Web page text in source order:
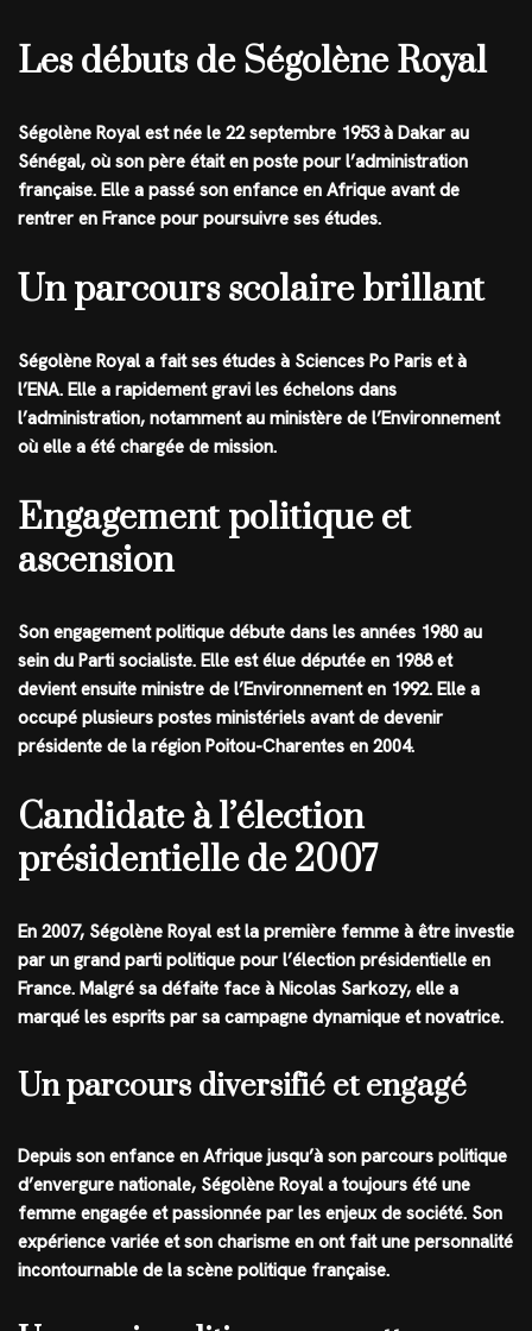
Les débuts de Ségolène Royal
Ségolène Royal est née le 22 septembre 1953 à Dakar au
Sénégal, où son père était en poste pour l’administration
française. Elle a passé son enfance en Afrique avant de
rentrer en France pour poursuivre ses études.
Un parcours scolaire brillant
Ségolène Royal a fait ses études à Sciences Po Paris et à
l’ENA. Elle a rapidement gravi les échelons dans
l’administration, notamment au ministère de l’Environnement
où elle a été chargée de mission.
Engagement politique et
ascension
Son engagement politique débute dans les années 1980 au
sein du Parti socialiste. Elle est élue députée en 1988 et
devient ensuite ministre de l’Environnement en 1992. Elle a
occupé plusieurs postes ministériels avant de devenir
présidente de la région Poitou-Charentes en 2004.
Candidate à l’élection
présidentielle de 2007
En 2007, Ségolène Royal est la première femme à être investie
par un grand parti politique pour l’élection présidentielle en
France. Malgré sa défaite face à Nicolas Sarkozy, elle a
marqué les esprits par sa campagne dynamique et novatrice.
Un parcours diversifié et engagé
Depuis son enfance en Afrique jusqu’à son parcours politique
d’envergure nationale, Ségolène Royal a toujours été une
femme engagée et passionnée par les enjeux de société. Son
expérience variée et son charisme en ont fait une personnalité
incontournable de la scène politique française.